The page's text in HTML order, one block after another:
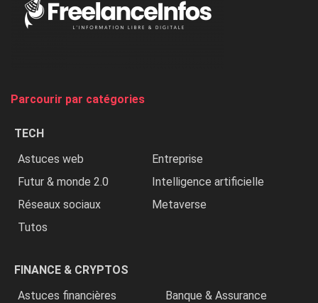
Nigeria,
Parcourir par catégories
TECH
Astuces web
Entreprise
Futur & monde 2.0
Intelligence artificielle
Réseaux sociaux
Metaverse
Tutos
FINANCE & CRYPTOS
Astuces financières
Banque & Assurance